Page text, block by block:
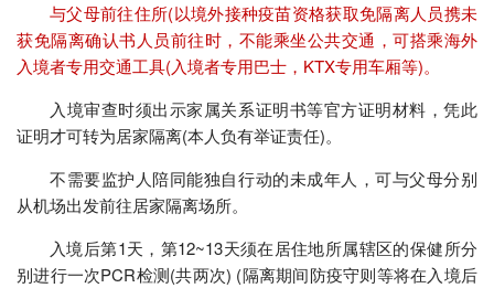
与父母前往住所(以境外接种疫苗资格获取免隔离人员携未
获免隔离确认书人员前往时，不能乘坐公共交通，可搭乘海外
入境者专用交通工具(入境者专用巴士，KTX专用车厢等)。
入境审查时须出示家属关系证明书等官方证明材料，凭此
证明才可转为居家隔离(本人负有举证责任)。
不需要监护人陪同能独自行动的未成年人，可与父母分别
从机场出发前往居家隔离场所。
入境后第1天，第12~13天须在居住地所属辖区的保健所分
别进行一次PCR检测(共两次) (隔离期间防疫守则等将在入境后